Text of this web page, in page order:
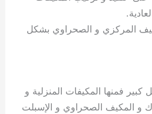
المركزي و الصحراوي بشكل
كبير فمنها المكيفات المنزلية و
و المكيف الصحراوي و الإسبلت